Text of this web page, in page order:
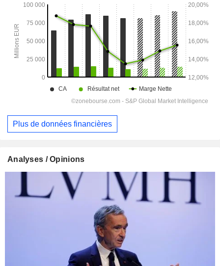
Plus de données financières
Analyses / Opinions